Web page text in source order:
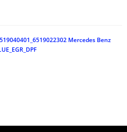
Mercedes Benz